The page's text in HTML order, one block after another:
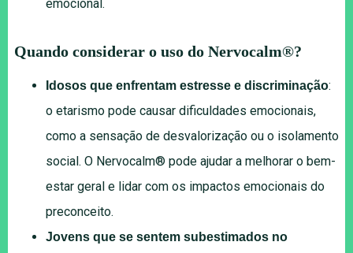
emocional.
Quando considerar o uso do Nervocalm®?
Idosos que enfrentam estresse e discriminação:
o etarismo pode causar dificuldades emocionais,
como a sensação de desvalorização ou o isolamento
social. O Nervocalm® pode ajudar a melhorar o bem-
estar geral e lidar com os impactos emocionais do
preconceito.
Jovens que se sentem subestimados no